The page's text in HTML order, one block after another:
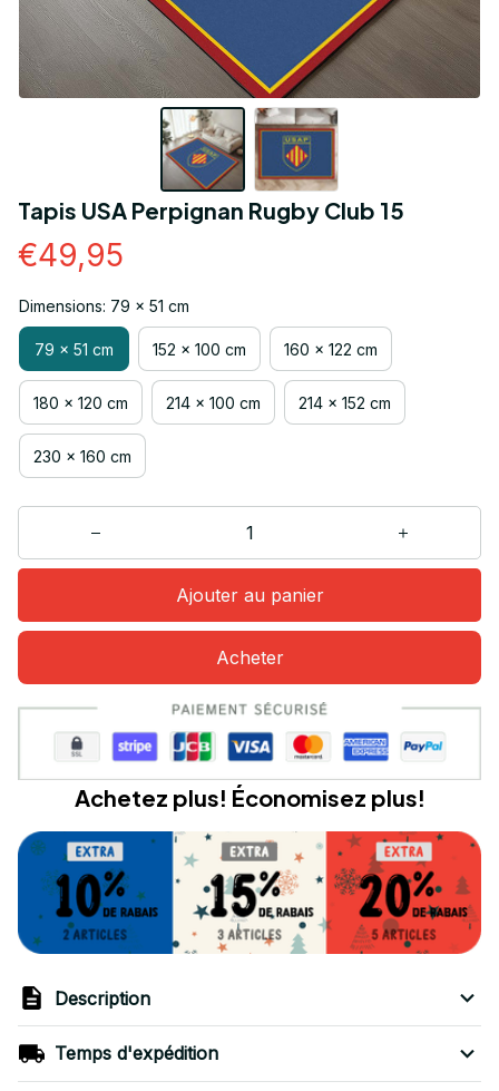
Tapis USA Perpignan Rugby Club 15
€49,95
Dimensions: 79 x 51 cm
79 x 51 cm 152 x 100 cm 160 x 122 cm
180 x 120 cm 214 x 100 cm 214 x 152 cm
230 x 160 cm
Ajouter au panier
Acheter
Achetez plus! Économisez plus!
Description
Temps d'expédition